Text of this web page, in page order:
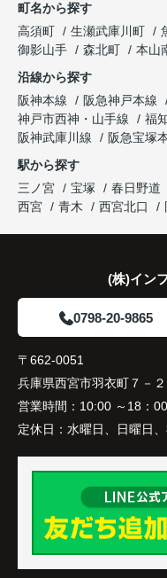
り、住み替えを
ます。
長年守ってき
き、家族全員が
販売活動では、
ガーデンズ、教
した。
購入されたご家
と大変喜ばれ、
住み替え後は家
家族全員にと
町名から探す
高須町
生瀬武庫川町
御影山手
森北町 本山
沿線から探す
阪神本線
阪急神戸本線
神戸市西神・山手線
福
阪神武庫川線
阪急宝塚
駅から探す
三ノ宮
宝塚 春日野道
西宮
青木 西宮北口
(株)イン
0798-20-9865
〒662-0051
兵庫県西宮市羽衣町７－２
営業時間： 10:00 ～18：00
定休日： 水曜日、日曜日